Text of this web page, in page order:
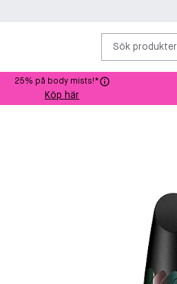
Sök produkter
25% på body mists!*
Köp här